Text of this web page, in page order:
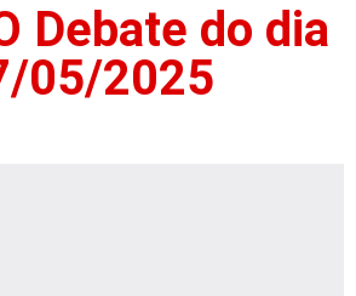
Debate do dia
05/2025